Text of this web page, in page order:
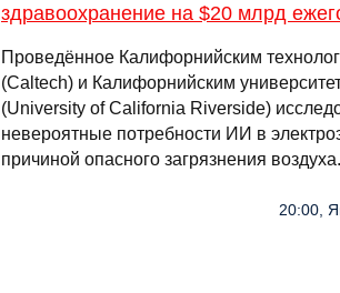
здравоохранение на $20 млрд
Проведённое Калифорнийским
(Caltech) и Калифорнийским
(University of California Riverside)
невероятные потребности ИИ в
причиной опасного загрязнения
20:00,